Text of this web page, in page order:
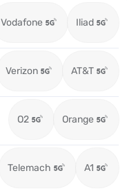
Vodafone Iliad
Verizon AT&T
O2 Orange
Telemach A1